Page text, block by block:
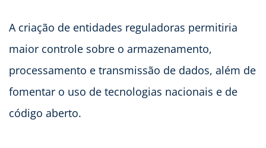
A criação de entidades reguladoras permitiria
maior controle sobre o armazenamento,
processamento e transmissão de dados, além de
fomentar o uso de tecnologias nacionais e de
código aberto.